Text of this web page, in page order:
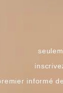
informé